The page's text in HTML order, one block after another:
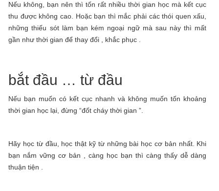
Nếu không, bạn nên thì tốn rất nhiều thời gian học mà kết cục
thu được không cao. Hoặc bạn thì mắc phải các thói quen xấu,
những thiếu sót làm bạn kém ngoại ngữ mà sau này thì mất
gần như thời gian để thay đổi , khắc phục .
bắt đầu … từ đầu
Nếu bạn muốn có kết cục nhanh và không muốn tốn khoảng
thời gian học lại, đừng “đốt cháy thời gian ”.
Hãy học từ đầu, học thật kỹ từ những bài học cơ bản nhất. Khi
bạn nắm vững cơ bản , càng học bạn thì càng thấy dễ dàng
thuận tiện .